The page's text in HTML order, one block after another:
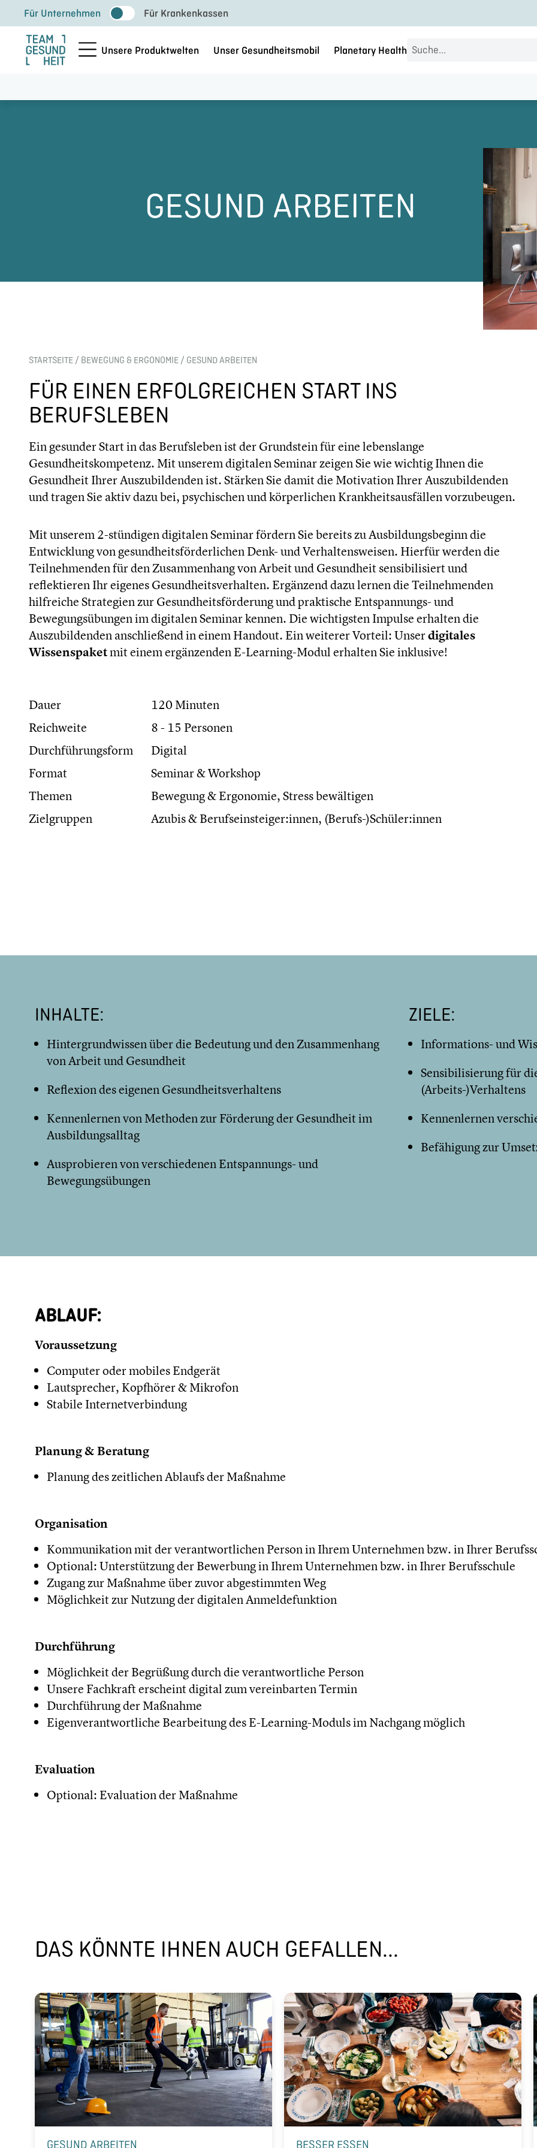
Inhalt
springen
Für Unternehmen Für Krankenkassen
Unsere Produktwelten Unser Gesundheitsmobil Planetary Health Search
GESUND ARBEITEN
STARTSEITE / BEWEGUNG & ERGONOMIE / GESUND ARBEITEN
FÜR EINEN ERFOLGREICHEN START INS
BERUFSLEBEN
Ein gesunder Start in das Berufsleben ist der Grundstein für eine lebenslange
Gesundheitskompetenz. Mit unserem digitalen Seminar zeigen Sie wie wichtig Ihnen die
Gesundheit Ihrer Auszubildenden ist. Stärken Sie damit die Motivation Ihrer Auszubildenden
und tragen Sie aktiv dazu bei, psychischen und körperlichen Krankheitsausfällen vorzubeugen.
Mit unserem 2-stündigen digitalen Seminar fördern Sie bereits zu Ausbildungsbeginn die
Entwicklung von gesundheitsförderlichen Denk- und Verhaltensweisen. Hierfür werden die
Teilnehmenden für den Zusammenhang von Arbeit und Gesundheit sensibilisiert und
reflektieren Ihr eigenes Gesundheitsverhalten. Ergänzend dazu lernen die Teilnehmenden
hilfreiche Strategien zur Gesundheitsförderung und praktische Entspannungs- und
Bewegungsübungen im digitalen Seminar kennen. Die wichtigsten Impulse erhalten die
Auszubildenden anschließend in einem Handout. Ein weiterer Vorteil: Unserdigitales
Wissenspaketmit einem ergänzenden E-Learning-Modul erhalten Sie inklusive!
Dauer
120 Minuten
Reichweite
8 - 15 Personen
Durchführungsform
Digital
Format
Seminar & Workshop
Themen
Bewegung & Ergonomie, Stress bewältigen
Zielgruppen
Azubis & Berufseinsteiger:innen, (Berufs-)Schüler:innen
INHALTE:
Hintergrundwissen über die Bedeutung und den Zusammenhang
von Arbeit und Gesundheit
Reflexion des eigenen Gesundheitsverhaltens
Kennenlernen von Methoden zur Förderung der Gesundheit im
Ausbildungsalltag
Ausprobieren von verschiedenen Entspannungs- und
Bewegungsübungen
ZIELE:
Informations- und
Sensibilisierung für
(Arbeits-)Verhaltens
Kennenlernen
Befähigung zur
ABLAUF:
Voraussetzung
Computer oder mobiles Endgerät
Lautsprecher, Kopfhörer & Mikrofon
Stabile Internetverbindung
Planung & Beratung
Planung des zeitlichen Ablaufs der Maßnahme
Organisation
Kommunikation mit der verantwortlichen Person in Ihrem Unternehmen bzw. in Ihrer
Optional: Unterstützung der Bewerbung in Ihrem Unternehmen bzw. in Ihrer Berufsschule
Zugang zur Maßnahme über zuvor abgestimmten Weg
Möglichkeit zur Nutzung der digitalen Anmeldefunktion
Durchführung
Möglichkeit der Begrüßung durch die verantwortliche Person
Unsere Fachkraft erscheint digital zum vereinbarten Termin
Durchführung der Maßnahme
Eigenverantwortliche Bearbeitung des E-Learning-Moduls im Nachgang möglich
Evaluation
Optional: Evaluation der Maßnahme
DAS KÖNNTE IHNEN AUCH GEFALLEN...
GESUND ARBEITEN BESSER ESSEN